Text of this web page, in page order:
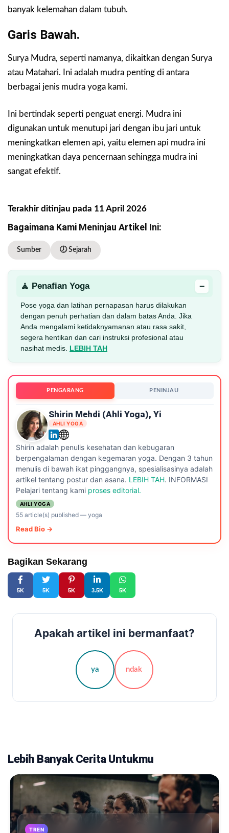
banyak kelemahan dalam tubuh.
Garis Bawah.
Surya Mudra, seperti namanya, dikaitkan dengan Surya
atau Matahari. Ini adalah mudra penting di antara
berbagai jenis mudra yoga kami.
Ini bertindak seperti penguat energi. Mudra ini
digunakan untuk menutupi jari dengan ibu jari untuk
meningkatkan elemen api, yaitu elemen api mudra ini
meningkatkan daya pencernaan sehingga mudra ini
sangat efektif.
Terakhir ditinjau pada 11 April 2026
Bagaimana Kami Meninjau Artikel Ini:
Sumber 🕖 Sejarah
🧘 Penafian Yoga −
Pose yoga dan latihan pernapasan harus dilakukan
dengan penuh perhatian dan dalam batas Anda. Jika
Anda mengalami ketidaknyamanan atau rasa sakit,
segera hentikan dan cari instruksi profesional atau
nasihat medis. LEBIH TAH
PENGARANG PENINJAU
Shirin Mehdi (ahli Yoga), Yi
AHLI YOGA
Shirin adalah penulis kesehatan dan kebugaran
berpengalaman dengan kegemaran yoga. Dengan 3 tahun
menulis di bawah ikat pinggangnya, spesialisasinya adalah
artikel tentang postur dan asana. LEBIH TAH. INFORMASI
Pelajari tentang kami proses editorial.
AHLI YOGA
55 article(s) published— yoga
Read Bio →
Bagikan Sekarang
5K 5K 5K 3.5K 5K
Apakah artikel ini bermanfaat?
ya ndak
Lebih Banyak Cerita Untukmu
TREN